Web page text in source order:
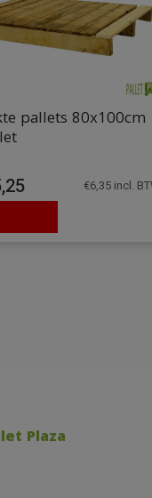
pallets 80x100cm
€6,35 incl.
Plaza